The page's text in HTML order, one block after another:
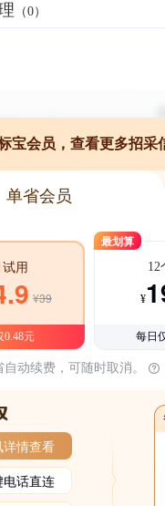
（0）
宝会员，查看更多招采
单省会员
用
¥39
0.48元
最划算
12
¥
每日
动续费，可随时取消。
详情查看
电话直连